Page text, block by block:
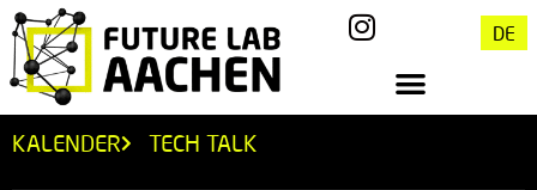
DE
KALENDER TECH TALK